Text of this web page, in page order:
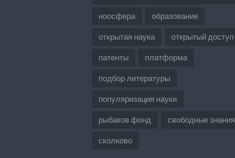
ноосфера образование
открытая наука открытый доступ
патенты платформа
подбор литературы
популяризация науки
рыбаков фонд свободные знания
сколково